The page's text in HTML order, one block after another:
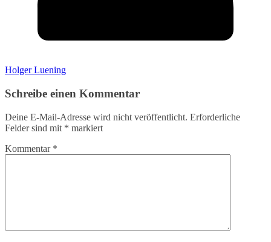
Holger Luening
Schreibe einen Kommentar
Deine E-Mail-Adresse wird nicht veröffentlicht. Erforderliche
Felder sind mit * markiert
Kommentar *